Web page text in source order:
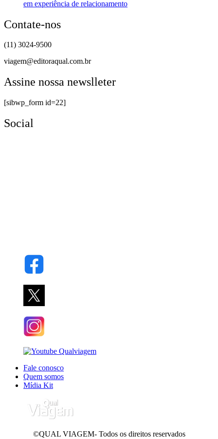
em experiência de relacionamento
Contate-nos
(11) 3024-9500
viagem@editoraqual.com.br
Assine nossa newslleter
[sibwp_form id=22]
Social
Fale conosco
Quem somos
Mídia Kit
©QUAL VIAGEM- Todos os direitos reservados